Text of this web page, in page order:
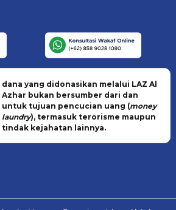
dana yang didonasikan melalui LAZ Al
Azhar bukan bersumber dari dan
untuk tujuan pencucian uang (money
laundry), termasuk terorisme maupun
tindak kejahatan lainnya.